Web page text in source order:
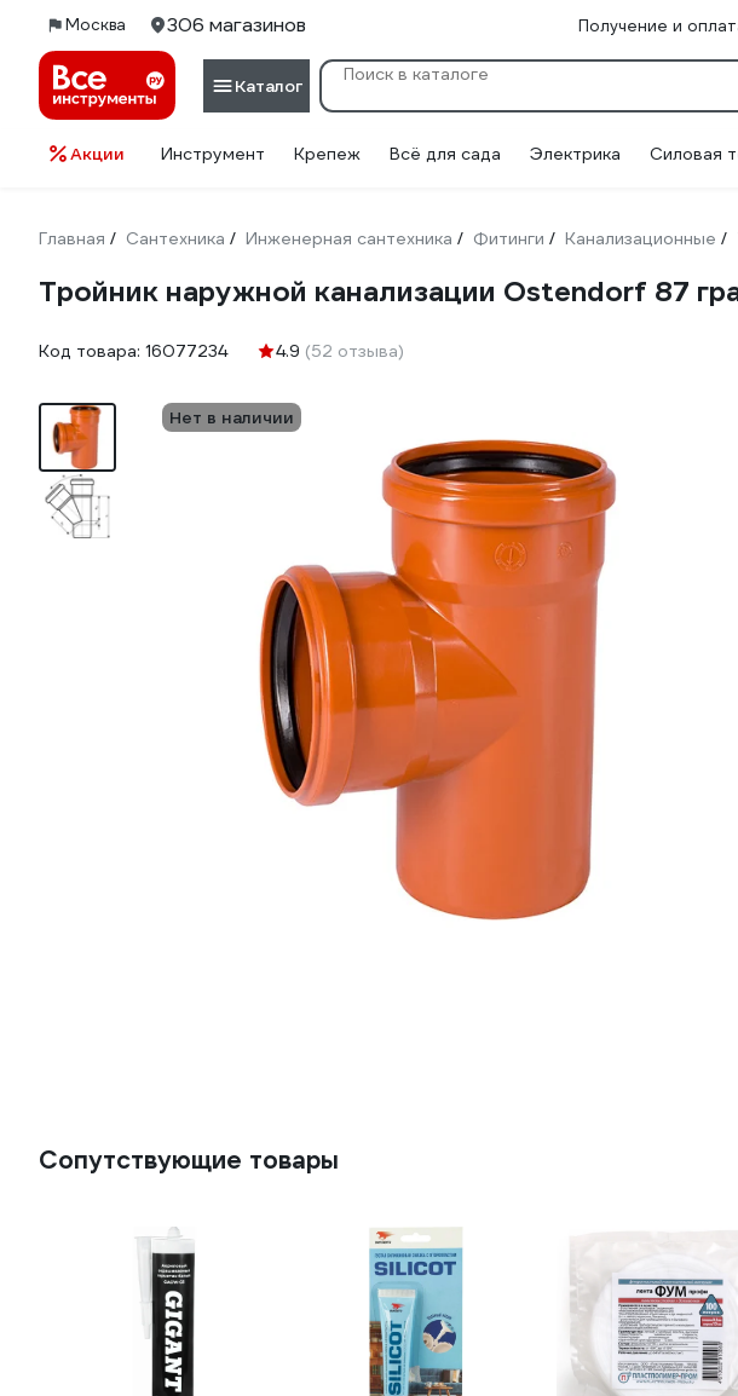
Москва 306 магазинов Получение и
Каталог
Акции Инструмент Крепеж Всё для сада Электрика Силовая
Главная / Сантехника / Инженерная сантехника / Фитинги / Канализационные /
Тройник наружной канализации Ostendorf 87
Код товара: 16077234 4.9 (52 отзыва)
Нет в наличии
Сопутствующие товары